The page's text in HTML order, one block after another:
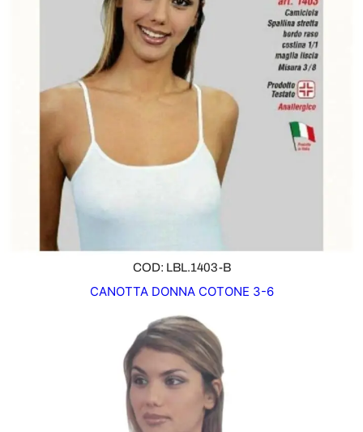
COD: LBL.1403-B
CANOTTA DONNA COTONE 3-6